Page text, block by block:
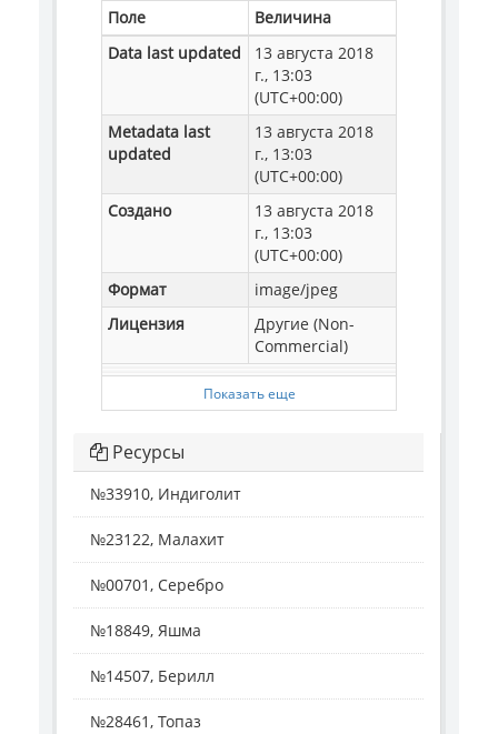
Поле
Величина
Data last updated
13 августа 2018
г., 13:03
(UTC+00:00)
Metadata last
updated
13 августа 2018
г., 13:03
(UTC+00:00)
Создано
13 августа 2018
г., 13:03
(UTC+00:00)
Формат
image/jpeg
Лицензия
Другие (Non-
Commercial)
Показать еще
Ресурсы
№33910, Индиголит
№23122, Малахит
№00701, Серебро
№18849, Яшма
№14507, Берилл
№28461, Топаз